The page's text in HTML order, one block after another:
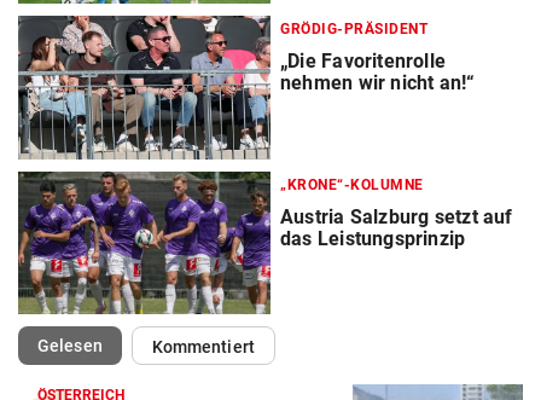
GRÖDIG-PRÄSIDENT
„Die Favoritenrolle
nehmen wir nicht an!“
„KRONE“-KOLUMNE
Austria Salzburg setzt auf
das Leistungsprinzip
Gelesen(ausgewählt)Kommentiert
ÖSTERREICH